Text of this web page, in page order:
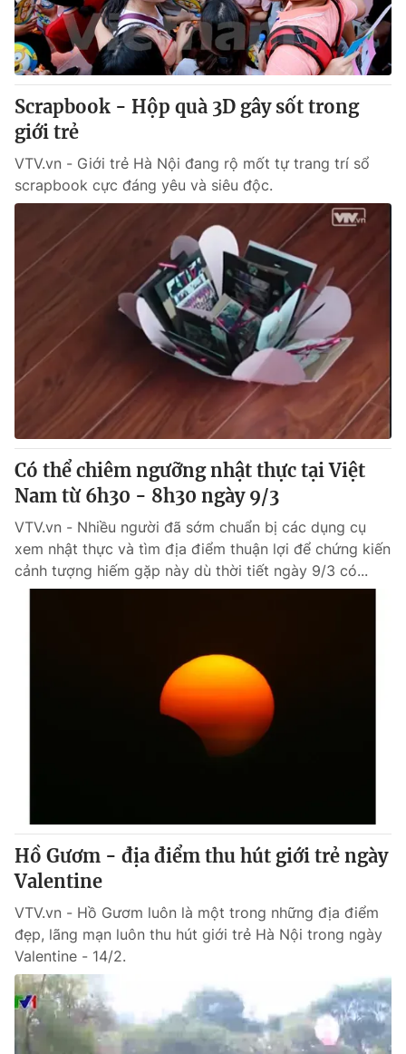
Scrapbook - Hộp quà 3D gây sốt trong
giới trẻ
VTV.vn - Giới trẻ Hà Nội đang rộ mốt tự trang trí sổ
scrapbook cực đáng yêu và siêu độc.
Có thể chiêm ngưỡng nhật thực tại Việt
Nam từ 6h30 - 8h30 ngày 9/3
VTV.vn - Nhiều người đã sớm chuẩn bị các dụng cụ
xem nhật thực và tìm địa điểm thuận lợi để chứng kiến
cảnh tượng hiếm gặp này dù thời tiết ngày 9/3 có...
Hồ Gươm - địa điểm thu hút giới trẻ ngày
Valentine
VTV.vn - Hồ Gươm luôn là một trong những địa điểm
đẹp, lãng mạn luôn thu hút giới trẻ Hà Nội trong ngày
Valentine - 14/2.